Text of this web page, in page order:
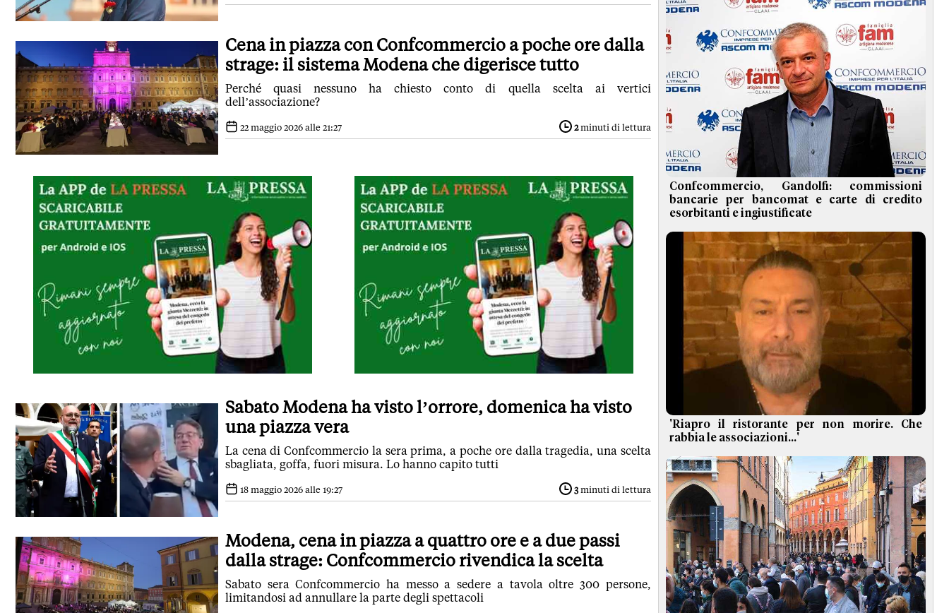
Cena in piazza con Confcommercio a poche ore dalla
strage: il sistema Modena che digerisce tutto
Perché quasi nessuno ha chiesto conto di quella scelta ai vertici
dell’associazione?
22 maggio 2026 alle 21:27 2minuti di lettura
Sabato Modena ha visto l’orrore, domenica ha visto
una piazza vera
La cena di Confcommercio la sera prima, a poche ore dalla tragedia, una scelta
sbagliata, goffa, fuori misura. Lo hanno capito tutti
18 maggio 2026 alle 19:27 3minuti di lettura
Modena, cena in piazza a quattro ore e a due passi
dalla strage: Confcommercio rivendica la scelta
Sabato sera Confcommercio ha messo a sedere a tavola oltre 300 persone,
limitandosi ad annullare la parte degli spettacoli
Confcommercio, Gandolfi: commissioni
bancarie per bancomat e carte di credito
esorbitanti e ingiustificate
'Riapro il ristorante per non morire. Che
rabbia le associazioni...'